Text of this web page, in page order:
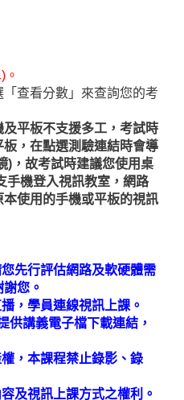
查看分數」來查詢您的考
平板不支援多工，考試時
，在點選測驗連結時會導
)，故考試時建議您使用桌
手機登入視訊教室，網路
本使用的手機或平板的視訊
先行評估網路及軟硬體需
您。
，學員連線視訊上課。
供講義電子檔下載連結，
，本課程禁止錄影、錄
及視訊上課方式之權利。